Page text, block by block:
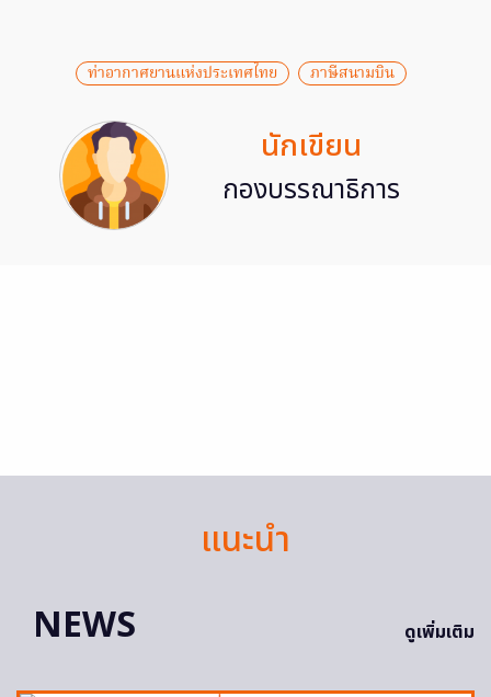
ท่าอากาศยานแห่งประเทศไทย ภาษีสนามบิน
นักเขียน
กองบรรณาธิการ
แนะนำ
NEWS
ดูเพิ่มเติม